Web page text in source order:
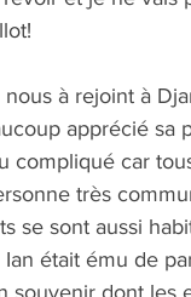
nous à rejoint à
apprécié sa
compliqué car
très
se sont aussi
était ému de
souvenir dont